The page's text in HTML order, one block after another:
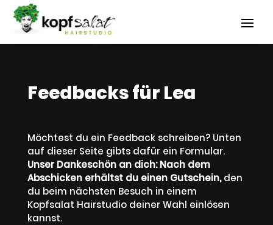
Feedbacks für Lea
Möchtest du ein Feedback schreiben? Unten
auf dieser Seite gibts dafür ein Formular.
Unser Dankeschön an dich: Nach dem
Abschicken erhältst du einen Gutschein,den
du beim nächsten Besuch in einem
Kopfsalat Hairstudio deiner Wahl einlösen
kannst.